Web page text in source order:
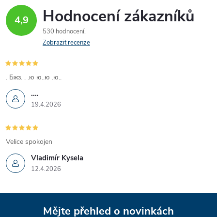
4,9 Hodnocení zákazníků
530 hodnocení
Zobrazit recenze
....
19.4.2026
. Бжз. . .ю ю..ю .ю..
Vladimír Kysela
12.4.2026
Velice spokojen
Mějte přehled o novinkách